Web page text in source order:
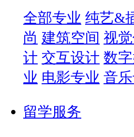
全部专业 纯艺&
尚 建筑空间 视
计 交互设计 数
业 电影专业 音
留学服务